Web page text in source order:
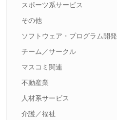
スポーツ系サービス
その他
ソフトウェア・プログラム開発
チーム／サークル
マスコミ関連
不動産業
人材系サービス
介護／福祉